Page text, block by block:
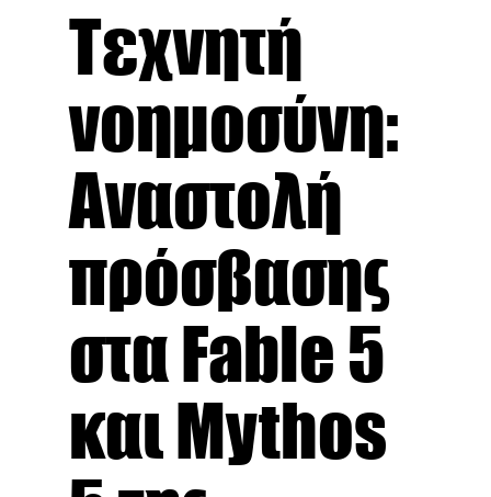
Τεχνητή
νοημοσύνη:
Αναστολή
πρόσβασης
στα Fable 5
και Mythos